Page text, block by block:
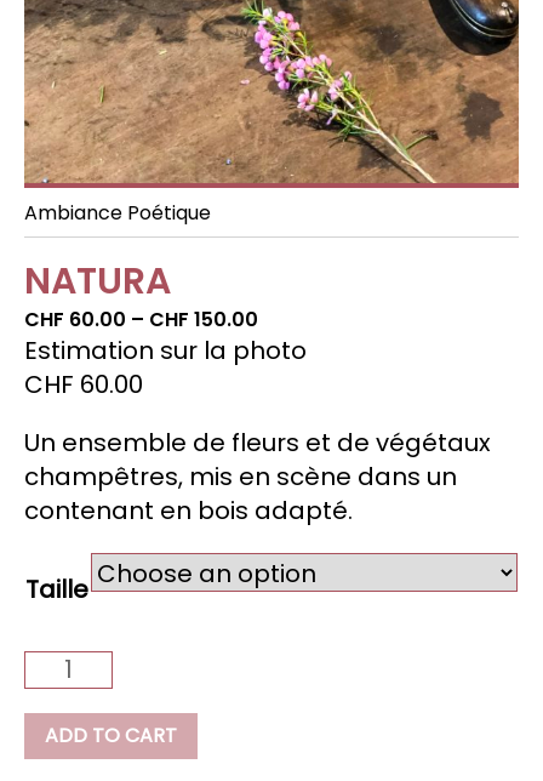
Ambiance Poétique
NATURA
CHF 60.00 – CHF 150.00
range:
Estimation sur la photo
CHF 60.00
Un ensemble de fleurs et de végétaux
champêtres, mis en scène dans un
contenant en bois adapté.
Taille
Natura
quantity
ADD TO CART